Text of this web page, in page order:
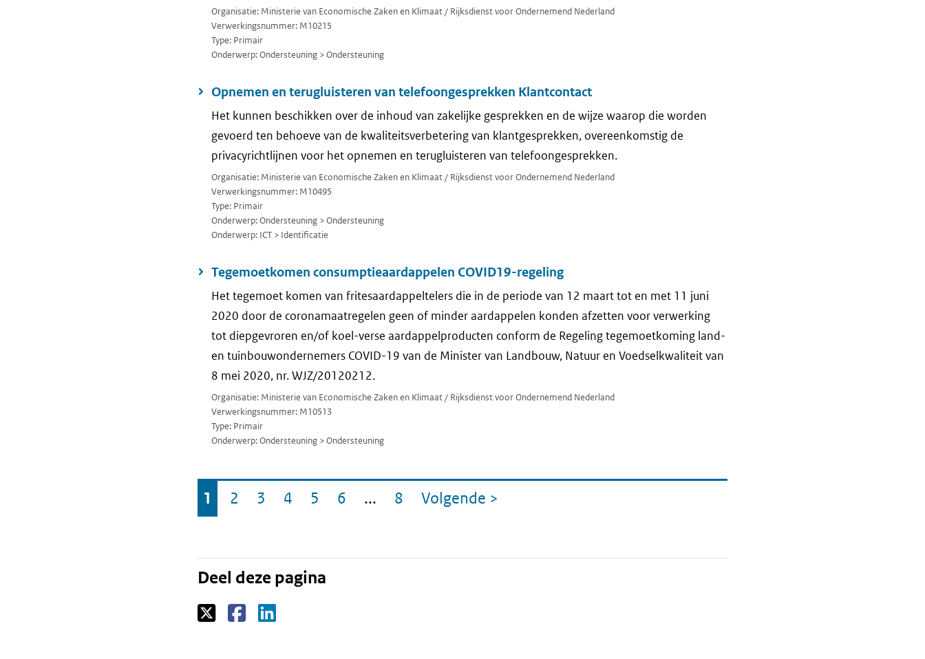
Organisatie: Ministerie van Economische Zaken en Klimaat / Rijksdienst voor Ondernemend Nederland
Verwerkingsnummer: M10215
Type: Primair
Onderwerp: Ondersteuning > Ondersteuning
Opnemen en terugluisteren van telefoongesprekken Klantcontact
Het kunnen beschikken over de inhoud van zakelijke gesprekken en de wijze waarop die worden
gevoerd ten behoeve van de kwaliteitsverbetering van klantgesprekken, overeenkomstig de
privacyrichtlijnen voor het opnemen en terugluisteren van telefoongesprekken.
Organisatie: Ministerie van Economische Zaken en Klimaat / Rijksdienst voor Ondernemend Nederland
Verwerkingsnummer: M10495
Type: Primair
Onderwerp: Ondersteuning > Ondersteuning
Onderwerp: ICT > Identificatie
Tegemoetkomen consumptieaardappelen COVID19-regeling
Het tegemoet komen van fritesaardappeltelers die in de periode van 12 maart tot en met 11 juni
2020 door de coronamaatregelen geen of minder aardappelen konden afzetten voor verwerking
tot diepgevroren en/of koel-verse aardappelproducten conform de Regeling tegemoetkoming land-
en tuinbouwondernemers COVID-19 van de Minister van Landbouw, Natuur en Voedselkwaliteit van
8 mei 2020, nr. WJZ/20120212.
Organisatie: Ministerie van Economische Zaken en Klimaat / Rijksdienst voor Ondernemend Nederland
Verwerkingsnummer: M10513
Type: Primair
Onderwerp: Ondersteuning > Ondersteuning
Ga
naar
Pagina
1 Pagina
2 Pagina
3 Pagina
4 Pagina
5 Pagina
6 ... Pagina
8 Volgende pagina
>
Deel deze pagina